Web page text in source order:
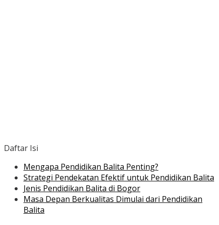
Daftar Isi
Mengapa Pendidikan Balita Penting?
Strategi Pendekatan Efektif untuk Pendidikan Balita
Jenis Pendidikan Balita di Bogor
Masa Depan Berkualitas Dimulai dari Pendidikan
Balita